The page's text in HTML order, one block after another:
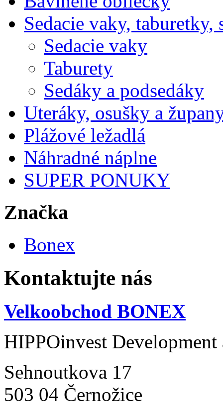
Sedacie vaky, taburetky,
Sedacie vaky
Taburety
Sedáky a podsedáky
Uteráky, osušky a
Plážové ležadlá
Náhradné náplne
SUPER PONUKY
Značka
Bonex
Kontaktujte nás
Velkoobchod BONEX
HIPPOinvest Development
Sehnoutkova 17
503 04 Černožice